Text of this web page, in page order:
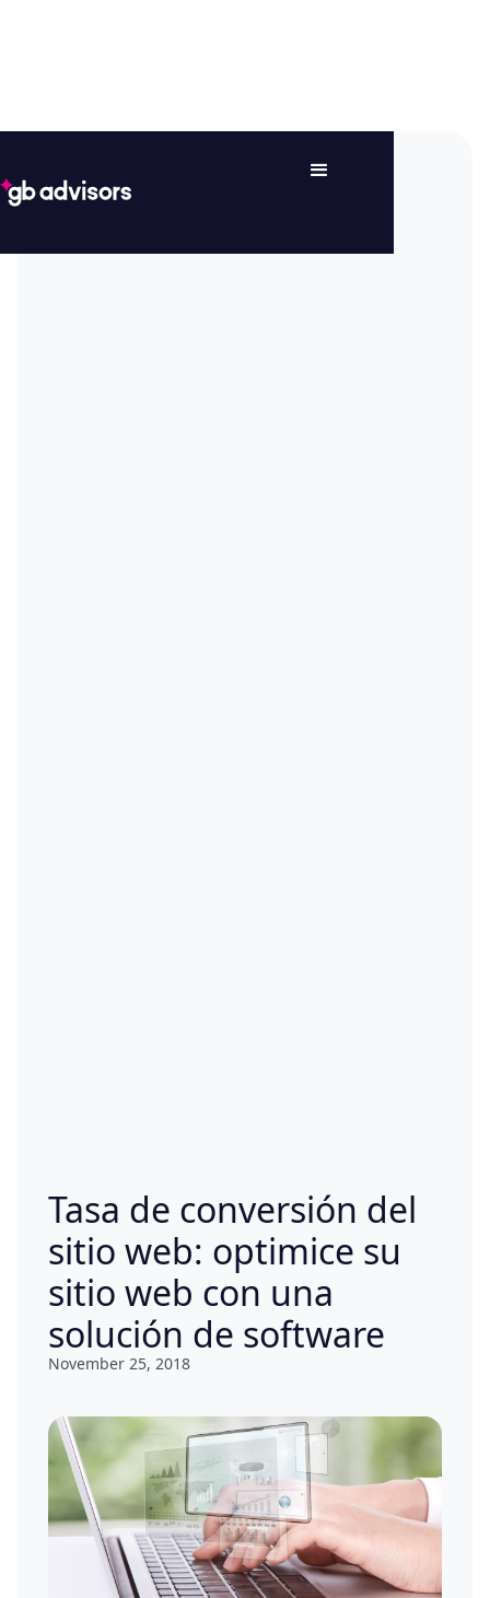
Tasa de conversión del
sitio web: optimice su
sitio web con una
solución de software
November 25, 2018